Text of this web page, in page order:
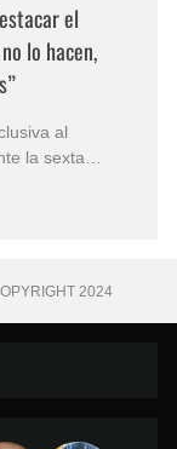
el
lo hacen,
al
la sexta
del
2024